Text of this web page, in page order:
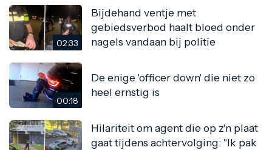
02:33
Bijdehand ventje met
gebiedsverbod haalt bloed onder
nagels vandaan bij politie
00:18
De enige 'officer down' die niet zo
heel ernstig is
Hilariteit om agent die op z'n plaat
gaat tijdens achtervolging: "Ik pak